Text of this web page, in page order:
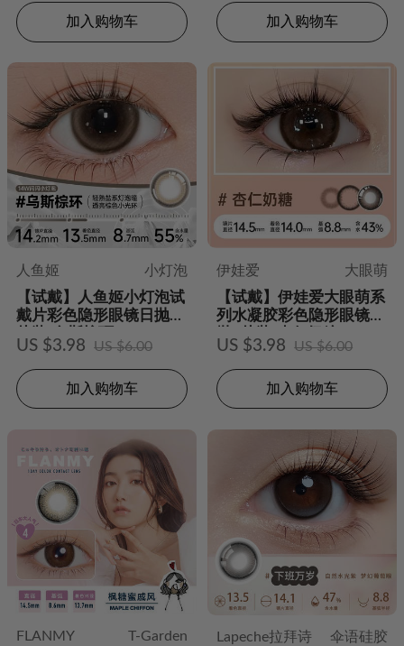
加入购物车 加入购物车
人鱼姬
小灯泡
【试戴】人鱼姬小灯泡试
戴片彩色隐形眼镜日抛2
片装-乌斯棕环
US $3.98 US $6.00
加入购物车
伊娃爱
大眼萌
【试戴】伊娃爱大眼萌系
列水凝胶彩色隐形眼镜日
抛2片装-杏仁奶糖
US $3.98 US $6.00
加入购物车
FLANMY
T-Garden
Lapeche拉拜诗
伞语硅胶